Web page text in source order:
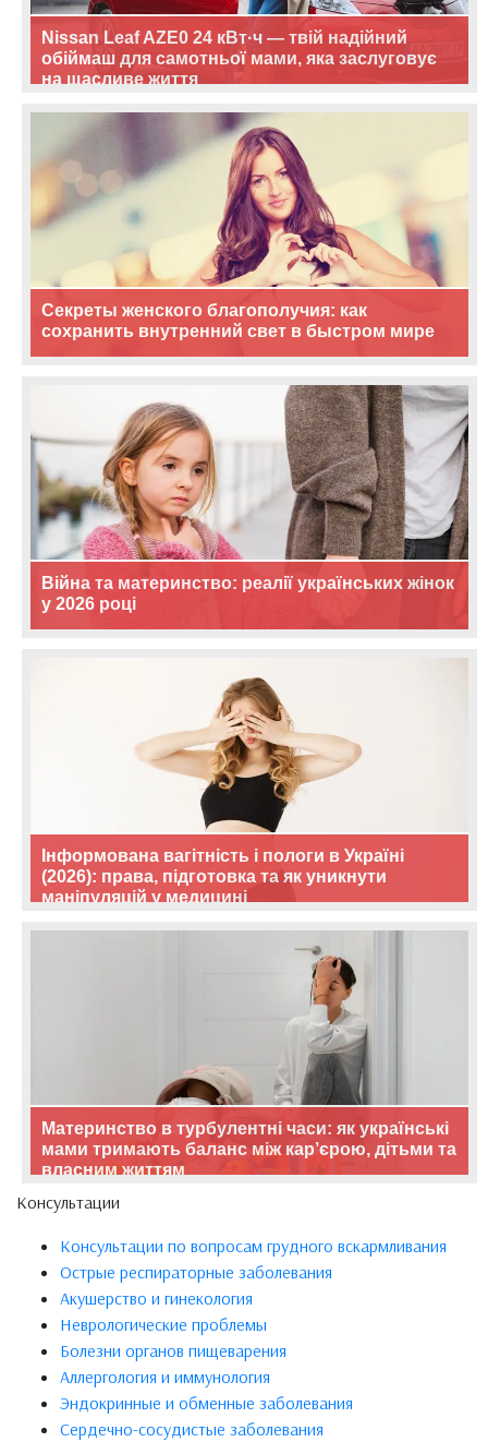
Nissan Leaf AZE0 24 кВт·ч — твій надійний
обіймаш для самотньої мами, яка заслуговує
на щасливе життя
Секреты женского благополучия: как
сохранить внутренний свет в быстром мире
Війна та материнство: реалії українських жінок
у 2026 році
Інформована вагітність і пологи в Україні
(2026): права, підготовка та як уникнути
маніпуляцій у медицині
Материнство в турбулентні часи: як українські
мами тримають баланс між кар’єрою, дітьми та
власним життям
Консультации
Консультации по вопросам грудного вскармливания
Острые респираторные заболевания
Акушерство и гинекология
Неврологические проблемы
Болезни органов пищеварения
Аллергология и иммунология
Эндокринные и обменные заболевания
Сердечно-сосудистые заболевания